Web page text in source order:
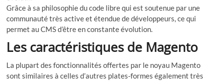
Grâce à sa philosophie du code libre qui est soutenue par une
communauté très active et étendue de développeurs, ce qui
permet au CMS d’être en constante évolution.
Les caractéristiques de Magento
La plupart des fonctionnalités offertes par le noyau Magento
sont similaires à celles d’autres plates-formes également très